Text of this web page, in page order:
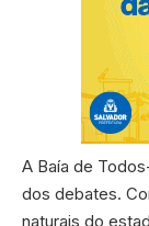
A Baía de
dos debates.
naturais do